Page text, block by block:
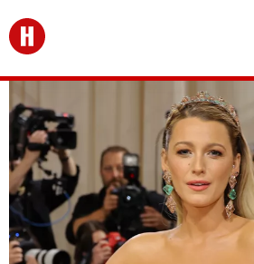
Перейти на главную